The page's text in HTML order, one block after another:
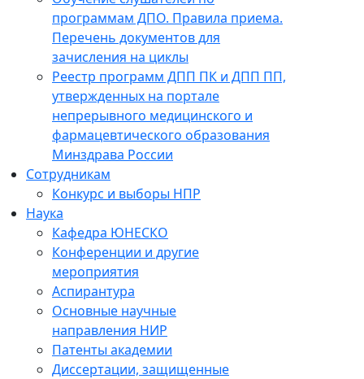
программам ДПО. Правила приема.
Перечень документов для
зачисления на циклы
Реестр программ ДПП ПК и ДПП ПП,
утвержденных на портале
непрерывного медицинского и
фармацевтического образования
Минздрава России
Сотрудникам
Конкурс и выборы НПР
Наука
Кафедра ЮНЕСКО
Конференции и другие
мероприятия
Аспирантура
Основные научные
направления НИР
Патенты академии
Диссертации, защищенные